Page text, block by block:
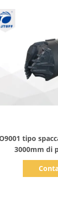
tipo
3000mm di